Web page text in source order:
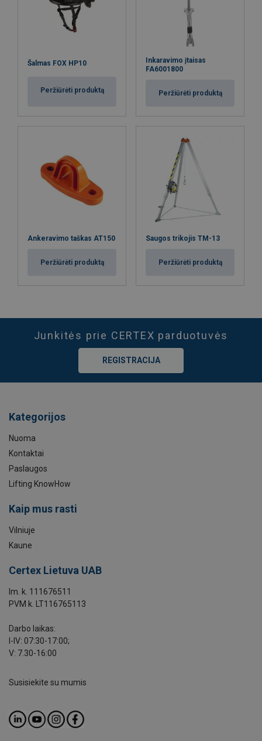
Šalmas FOX HP10
Peržiūrėti produktą
Inkaravimo įtaisas
FA6001800
Peržiūrėti produktą
Ankeravimo taškas AT150
Peržiūrėti produktą
Saugos trikojis TM-13
Peržiūrėti produktą
Junkitės prie CERTEX parduotuvės
REGISTRACIJA
Kategorijos
Nuoma
Kontaktai
Paslaugos
Lifting KnowHow
Kaip mus rasti
Vilniuje
Kaune
Certex Lietuva UAB
Im. k. 111676511
PVM k. LT116765113
Darbo laikas:
I-IV: 07:30-17:00;
V: 7.30-16:00
Susisiekite su mumis